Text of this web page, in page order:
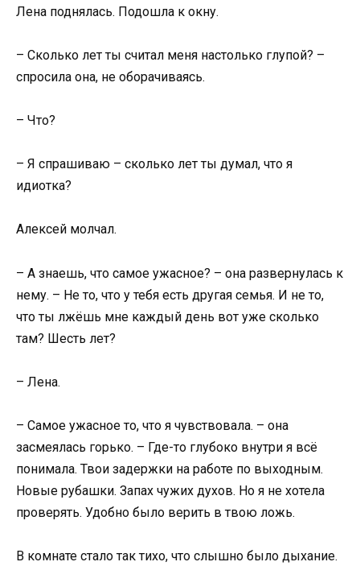
Лена поднялась. Подошла к окну.
– Сколько лет ты считал меня настолько глупой? –
спросила она, не оборачиваясь.
– Что?
– Я спрашиваю – сколько лет ты думал, что я
идиотка?
Алексей молчал.
– А знаешь, что самое ужасное? – она развернулась к
нему. – Не то, что у тебя есть другая семья. И не то,
что ты лжёшь мне каждый день вот уже сколько
там? Шесть лет?
– Лена.
– Самое ужасное то, что я чувствовала. – она
засмеялась горько. – Где-то глубоко внутри я всё
понимала. Твои задержки на работе по выходным.
Новые рубашки. Запах чужих духов. Но я не хотела
проверять. Удобно было верить в твою ложь.
В комнате стало так тихо, что слышно было дыхание.